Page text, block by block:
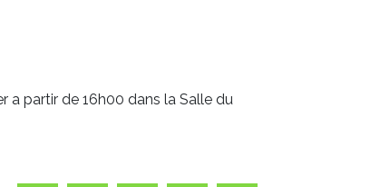
a partir de 16h00 dans la Salle du